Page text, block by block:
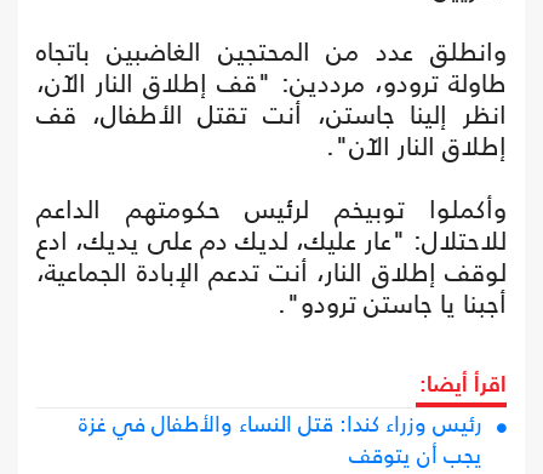
وانطلق عدد من المحتجين الغاضبين باتجاه
طاولة ترودو، مرددين: "قف إطلاق النار الآن،
انظر إلينا جاستن، أنت تقتل الأطفال، قف
إطلاق النار الآن".
وأكملوا توبيخم لرئيس حكومتهم الداعم
للاحتلال: "عار عليك، لديك دم على يديك، ادع
لوقف إطلاق النار، أنت تدعم الإبادة الجماعية،
أجبنا يا جاستن ترودو".
اقرأ أيضا:
رئيس وزراء كندا: قتل النساء والأطفال في غزة
يجب أن يتوقف